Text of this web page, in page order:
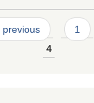
previous 1
4